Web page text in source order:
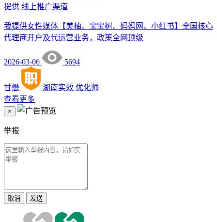
提供 线上推广渠道
我提供女性媒体【美柚、宝宝树、妈妈网、小红书】全国核心
代理商开户及代运营业务，政策全网顶级
2026-03-06 5694
甘懋 湖南实效 优化师
查看更多
×
举报
取消 发送